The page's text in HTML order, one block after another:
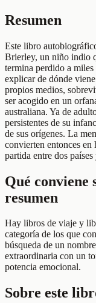
Resumen
Este libro
Brierley, un niño indio
termina perdido a
explicar de dónde
propios medios,
ser acogido en un
australiana. Ya de
persistentes de su
de sus orígenes. La
convierten entonces en
partida entre dos
Qué conviene
resumen
Hay libros de viaje y
categoría de los que
búsqueda de un
extraordinaria con un
potencia emocional.
Sobre este